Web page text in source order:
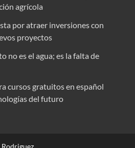
agrícola
por atraer inversiones con
proyectos
no es el agua; es la falta de
cursos gratuitos en español
del futuro